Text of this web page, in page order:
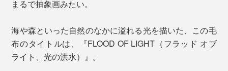
まるで抽象画みたい。
海や森といった自然のなかに溢れる光を描いた、この毛
布のタイトルは、『FLOOD OF LIGHT（フラッド オブ
ライト、光の洪水）』。